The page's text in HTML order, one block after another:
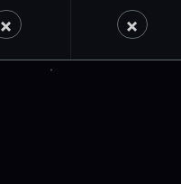
×Non ×Non